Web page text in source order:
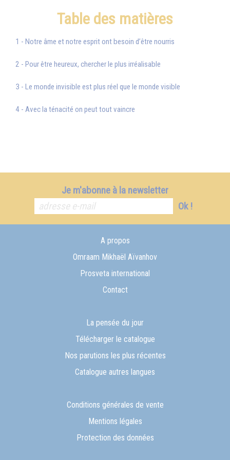
Table des matières
1 - Notre âme et notre esprit ont besoin d’être nourris
2 - Pour être heureux, chercher le plus irréalisable
3 - Le monde invisible est plus réel que le monde visible
4 - Avec la ténacité on peut tout vaincre
Je m'abonne à la newsletter
Ok !
A propos
Omraam Mikhaël Aïvanhov
Prosveta international
Contact
La pensée du jour
Télécharger le catalogue
Nos parutions les plus récentes
Catalogue autres langues
Conditions générales de vente
Mentions légales
Protection des données